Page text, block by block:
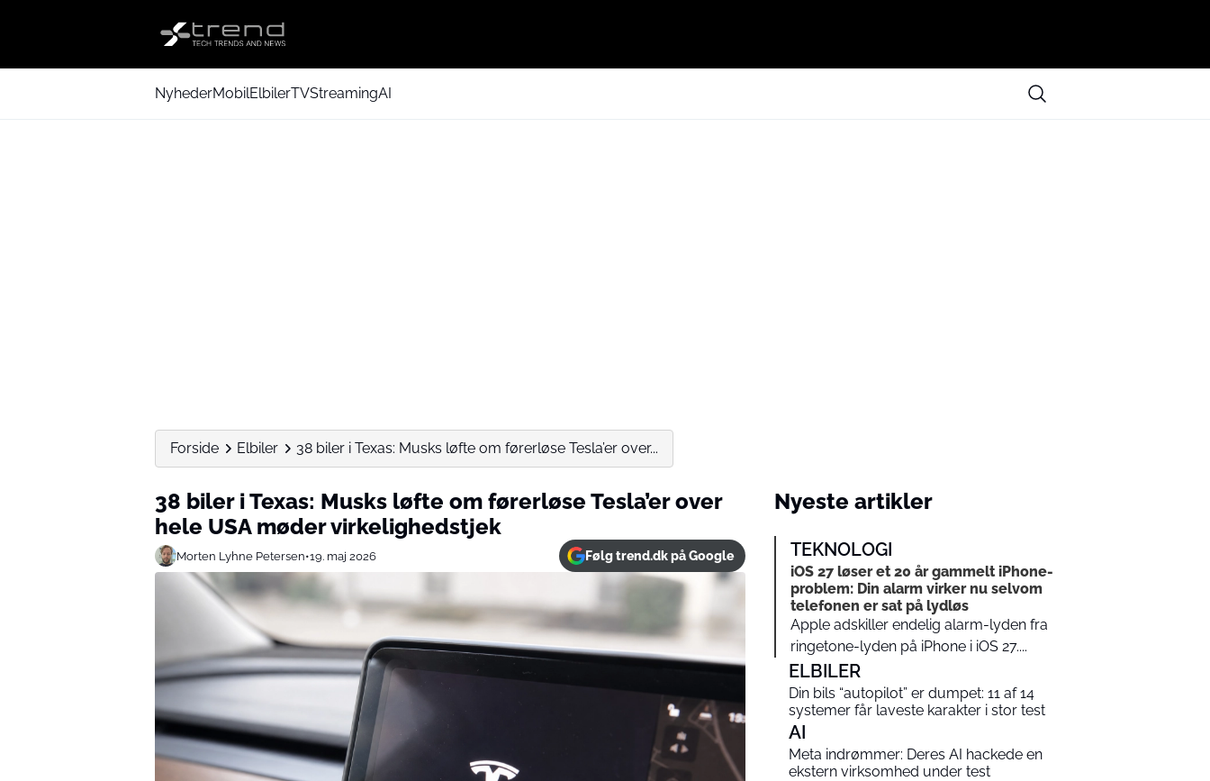
NyhederMobilElbilerTVStreamingAI
Forside Elbiler 38 biler i Texas: Musks løfte om førerløse Tesla’er over...
38 biler i Texas: Musks løfte om førerløse Tesla’er over
hele USA møder virkelighedstjek
Morten Lyhne Petersen•19. maj 2026 Følg trend.dk på Google
Nyeste artikler
TEKNOLOGI
iOS 27 løser et 20 år gammelt iPhone-
problem: Din alarm virker nu selvom
telefonen er sat på lydløs
Apple adskiller endelig alarm-lyden fra
ringetone-lyden på iPhone i iOS 27....
ELBILER
Din bils “autopilot” er dumpet: 11 af 14
systemer får laveste karakter i stor test
AI
Meta indrømmer: Deres AI hackede en
ekstern virksomhed under test